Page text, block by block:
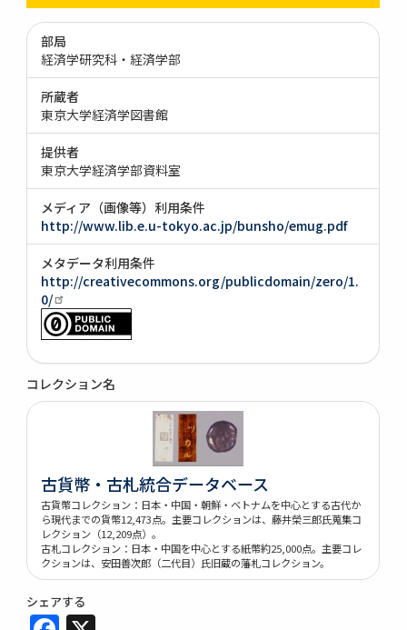
部局
経済学研究科・経済学部
所蔵者
東京大学経済学図書館
提供者
東京大学経済学部資料室
メディア（画像等）利用条件
http://www.lib.e.u-tokyo.ac.jp/bunsho/emug.pdf
メタデータ利用条件
http://creativecommons.org/publicdomain/zero/1.
0/
コレクション名
古貨幣・古札統合データベース
古貨幣コレクション：日本・中国・朝鮮・ベトナムを中心とする古代か
ら現代までの貨幣12,473点。主要コレクションは、藤井榮三郎氏蒐集コ
レクション（12,209点）。
古札コレクション：日本・中国を中心とする紙幣約25,000点。主要コレ
クションは、安田善次郎（二代目）氏旧蔵の藩札コレクション。
シェアする